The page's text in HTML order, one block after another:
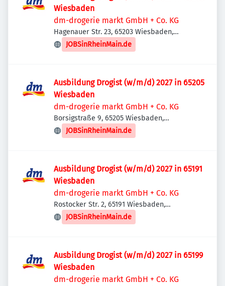
Wiesbaden
dm-drogerie markt GmbH + Co. KG
Hagenauer Str. 23, 65203 Wiesbaden,
Deutschland
JOBSinRheinMain.de
Ausbildung Drogist (w/m/d) 2027 in 65205
Wiesbaden
dm-drogerie markt GmbH + Co. KG
Borsigstraße 9, 65205 Wiesbaden,
Deutschland
JOBSinRheinMain.de
Ausbildung Drogist (w/m/d) 2027 in 65191
Wiesbaden
dm-drogerie markt GmbH + Co. KG
Rostocker Str. 2, 65191 Wiesbaden,
Deutschland
JOBSinRheinMain.de
Ausbildung Drogist (w/m/d) 2027 in 65199
Wiesbaden
dm-drogerie markt GmbH + Co. KG